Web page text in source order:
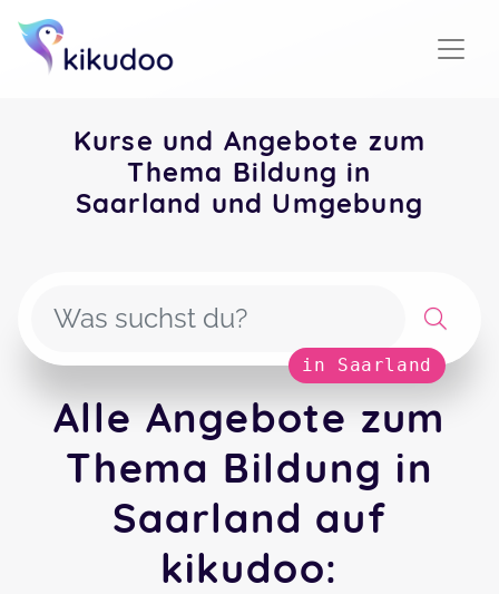
Kurse und Angebote zum
Thema Bildung in
Saarland und Umgebung
in Saarland
Alle Angebote zum
Thema Bildung in
Saarland auf
kikudoo: